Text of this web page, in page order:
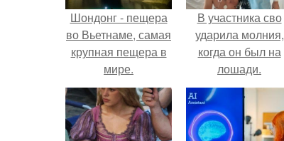
Шондонг - пещера
во Вьетнаме, самая
крупная пещера в
мире.
В участника сво
ударила молния,
когда он был на
лошади.